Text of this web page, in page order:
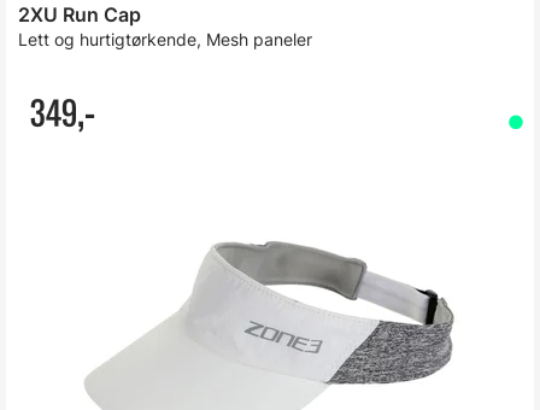
2XU Run Cap
Lett og hurtigtørkende, Mesh paneler
349,-